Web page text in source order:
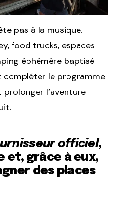
pas à la musique.
food trucks, espaces
éphémère baptisé
compléter le programme
l’aventure
officiel,
et, grâce à eux,
des places